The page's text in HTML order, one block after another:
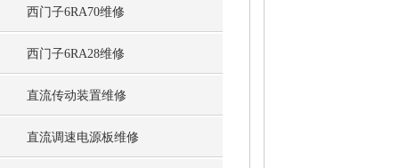
西门子6RA70维修
西门子6RA28维修
直流传动装置维修
直流调速电源板维修